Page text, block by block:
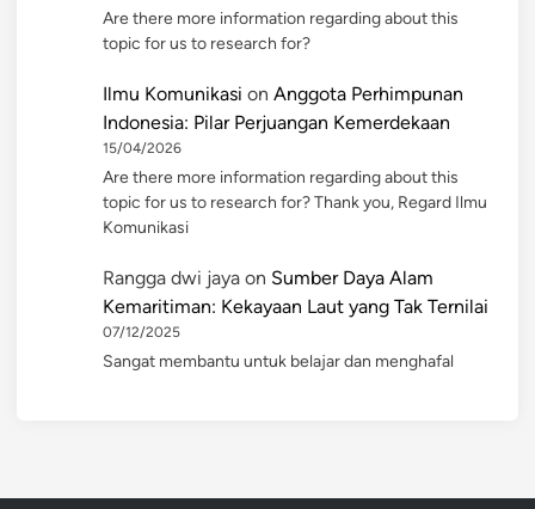
Are there more information regarding about this
topic for us to research for?
Ilmu Komunikasi on Anggota Perhimpunan
Indonesia: Pilar Perjuangan Kemerdekaan
15/04/2026
Are there more information regarding about this
topic for us to research for? Thank you, Regard Ilmu
Komunikasi
Rangga dwi jaya on Sumber Daya Alam
Kemaritiman: Kekayaan Laut yang Tak Ternilai
07/12/2025
Sangat membantu untuk belajar dan menghafal